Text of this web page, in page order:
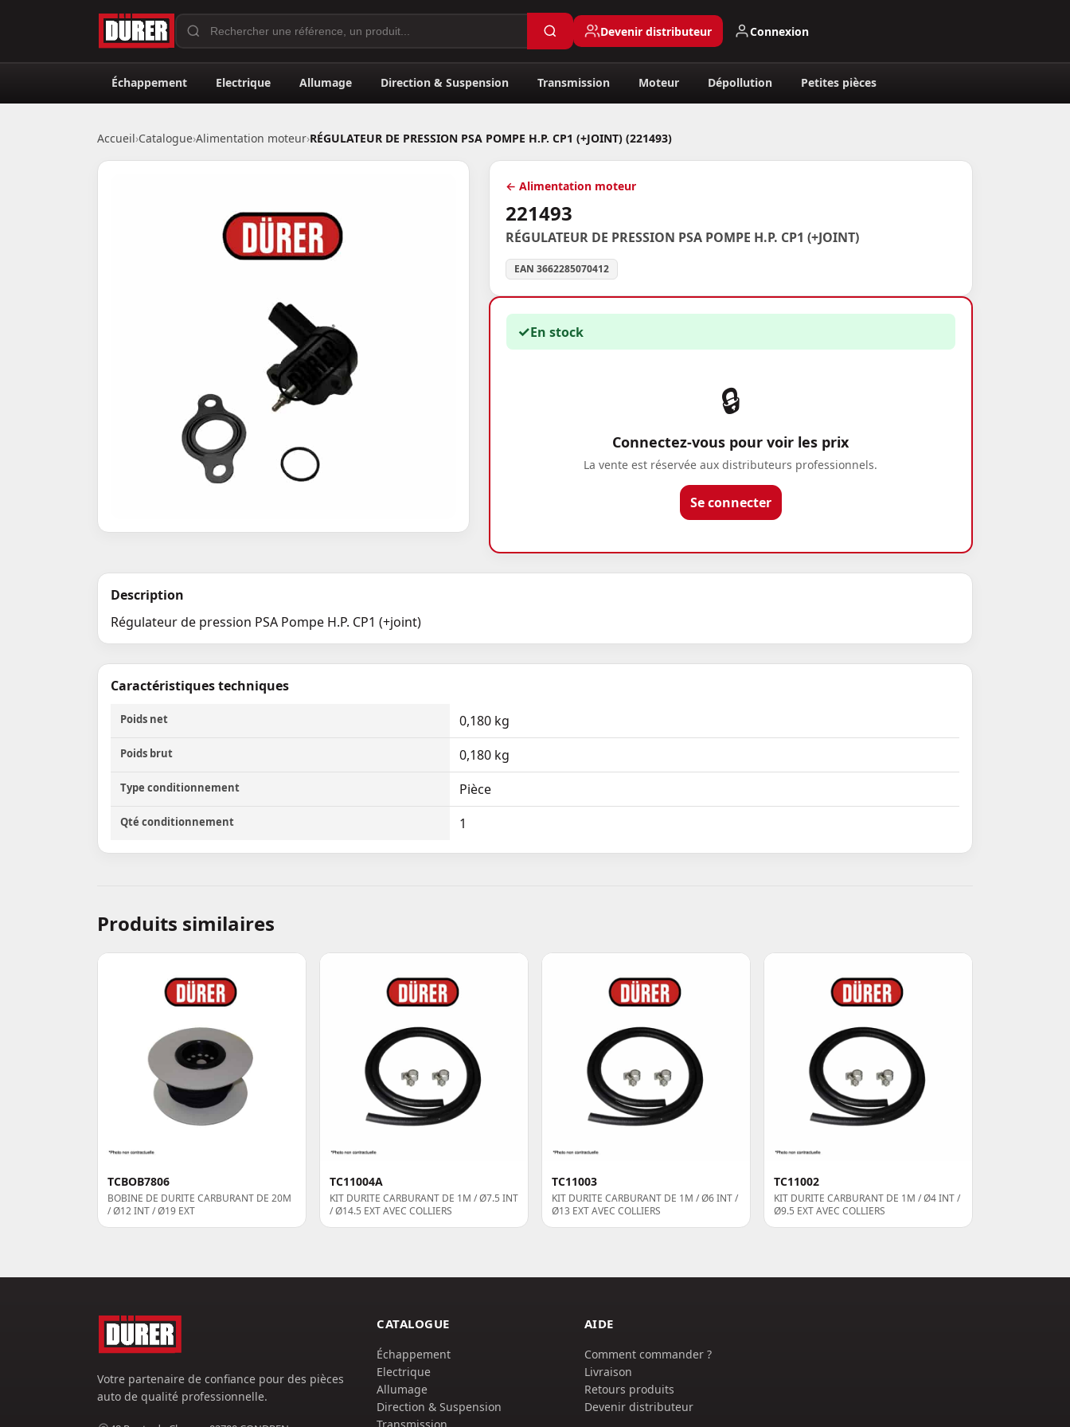
Devenir distributeur Connexion
Échappement Electrique Allumage Direction & Suspension Transmission Moteur Dépollution Petites pièces
Accueil›Catalogue›Alimentation moteur›RÉGULATEUR DE PRESSION PSA POMPE H.P. CP1 (+JOINT) (221493)
← Alimentation moteur
221493
RÉGULATEUR DE PRESSION PSA POMPE H.P. CP1 (+JOINT)
EAN 3662285070412
✓En stock
🔒
Connectez-vous pour voir les prix
La vente est réservée aux distributeurs professionnels.
Se connecter
Description
Régulateur de pression PSA Pompe H.P. CP1 (+joint)
Caractéristiques techniques
Poids net 0,180 kg
Poids brut 0,180 kg
Type conditionnement Pièce
Qté conditionnement 1
Produits similaires
TCBOB7806
BOBINE DE DURITE CARBURANT DE 20M
/ Ø12 INT / Ø19 EXT
TC11004A
KIT DURITE CARBURANT DE 1M / Ø7.5 INT
/ Ø14.5 EXT AVEC COLLIERS
TC11003
KIT DURITE CARBURANT DE 1M / Ø6 INT /
Ø13 EXT AVEC COLLIERS
TC11002
KIT DURITE CARBURANT DE 1M / Ø4 INT /
Ø9.5 EXT AVEC COLLIERS
Votre partenaire de confiance pour des pièces
auto de qualité professionnelle.
CATALOGUE
Échappement
Electrique
Allumage
Direction & Suspension
AIDE
Comment commander ?
Livraison
Retours produits
Devenir distributeur